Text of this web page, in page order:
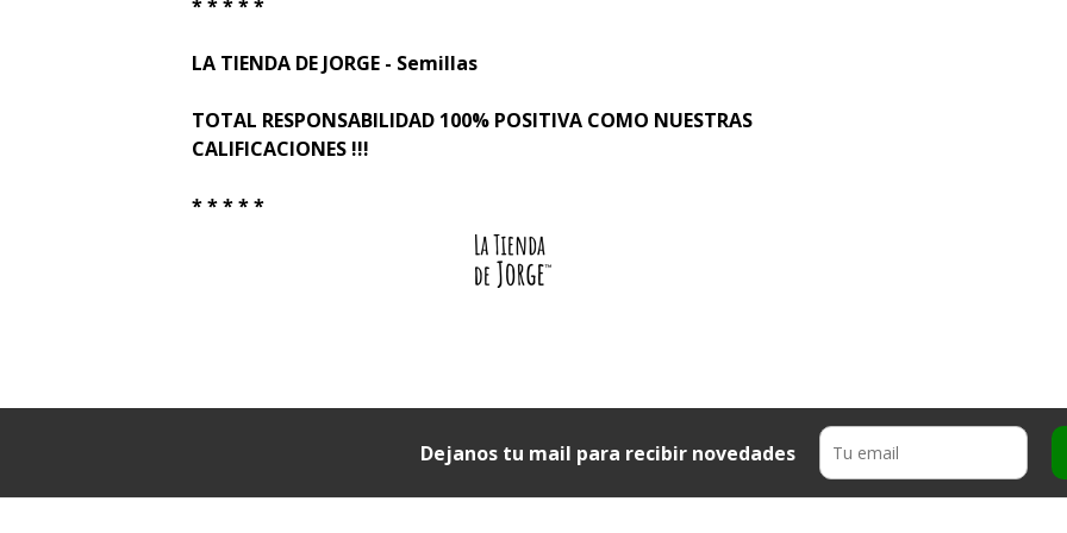
* * * * *
LA TIENDA DE JORGE - Semillas
TOTAL RESPONSABILIDAD 100% POSITIVA COMO NUESTRAS
CALIFICACIONES !!!
* * * * *
Dejanos tu mail para recibir novedades